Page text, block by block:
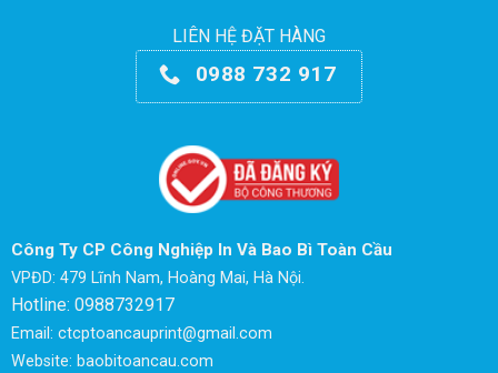
LIÊN HỆ ĐẶT HÀNG
0988 732 917
Công Ty CP Công Nghiệp In Và Bao Bì Toàn Cầu
VPĐD: 479 Lĩnh Nam, Hoàng Mai, Hà Nội.
Hotline: 0988732917
Email: ctcptoancauprint@gmail.com
Website: baobitoancau.com